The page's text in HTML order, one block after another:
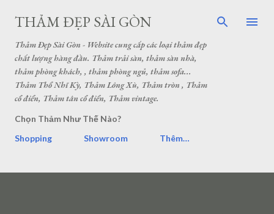
THẢM ĐẸP SÀI GÒN
Thảm Đẹp Sài Gòn - Website cung cấp các loại thảm đẹp
chất lượng hàng đầu. Thảm trải sàn, thảm sàn nhà,
thảm phòng khách, , thảm phòng ngủ, thảm sofa...
Thảm Thổ Nhĩ Kỳ, Thảm Lông Xù, Thảm tròn , Thảm
cổ điển, Thảm tân cổ điển, Thảm vintage.
Chọn Thảm Như Thế Nào?
Shopping
Showroom Thêm…